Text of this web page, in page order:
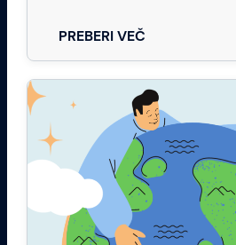
PREBERI VEČ